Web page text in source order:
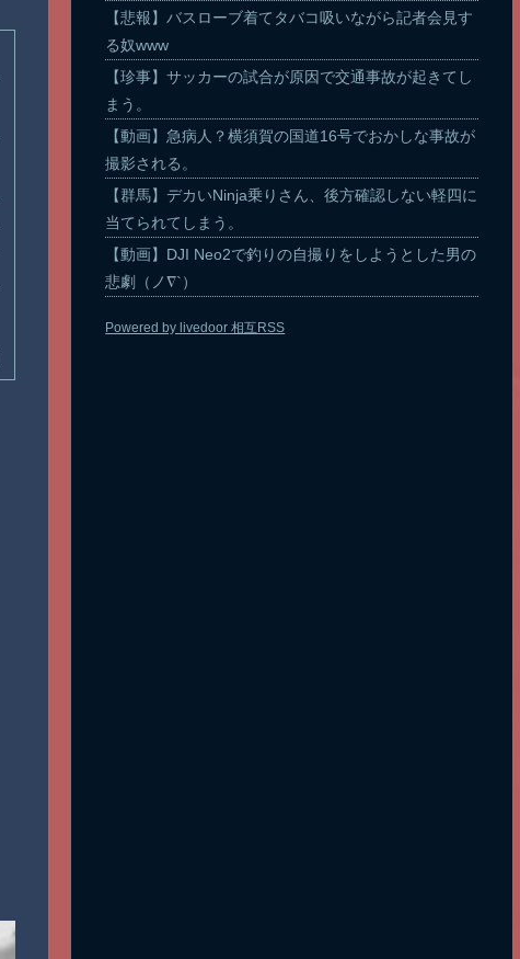
【悲報】バスローブ着てタバコ吸いながら記者会見す
る奴www
【珍事】サッカーの試合が原因で交通事故が起きてし
まう。
【動画】急病人？横須賀の国道16号でおかしな事故が
撮影される。
【群馬】デカいNinja乗りさん、後方確認しない軽四に
当てられてしまう。
【動画】DJI Neo2で釣りの自撮りをしようとした男の
悲劇（ノ∇`）
Powered by livedoor 相互RSS